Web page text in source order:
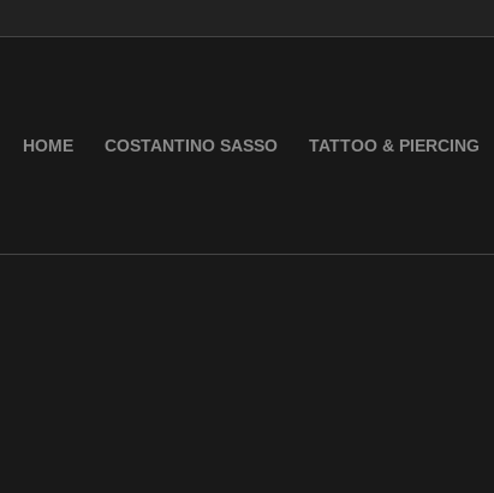
HOME COSTANTINO SASSO TATTOO & PIERCING